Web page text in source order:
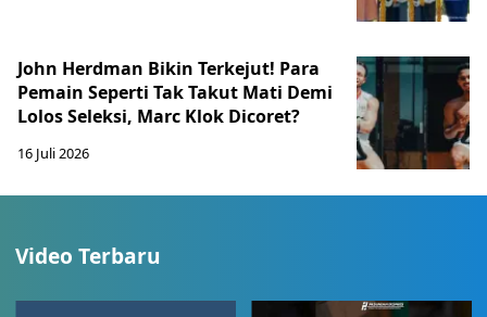
John Herdman Bikin Terkejut! Para
Pemain Seperti Tak Takut Mati Demi
Lolos Seleksi, Marc Klok Dicoret?
16 Juli 2026
Video Terbaru